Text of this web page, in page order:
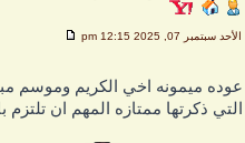
الأحد سبتمبر 07, 2025 12:15 pm
ميمونه اخي الكريم وموسم
ذكرتها ممتازه المهم ان تلتزم